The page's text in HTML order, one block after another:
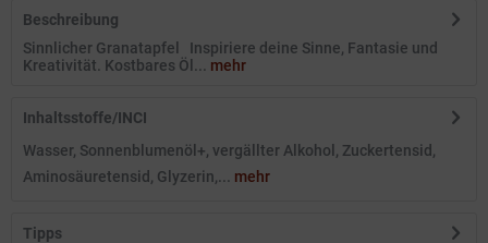
Beschreibung
Sinnlicher Granatapfel Inspiriere deine Sinne, Fantasie und
Kreativität. Kostbares Öl... mehr
Inhaltsstoffe/INCI
Wasser, Sonnenblumenöl+, vergällter Alkohol, Zuckertensid,
Aminosäuretensid, Glyzerin,... mehr
Tipps